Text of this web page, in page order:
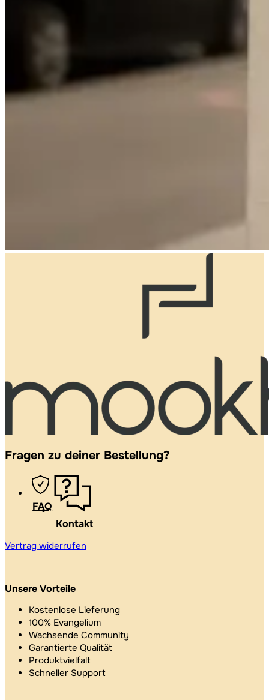
Fragen zu deiner Bestellung?
FAQ
Kontakt
Vertrag widerrufen
Unsere Vorteile
Kostenlose Lieferung
100% Evangelium
Wachsende Community
Garantierte Qualität
Produktvielfalt
Schneller Support